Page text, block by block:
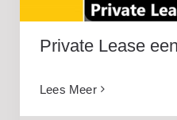
Private Lease
Lees Meer